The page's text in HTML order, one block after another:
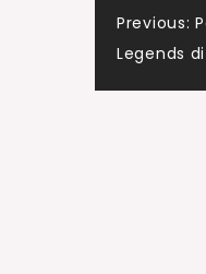
Previous:
Legends